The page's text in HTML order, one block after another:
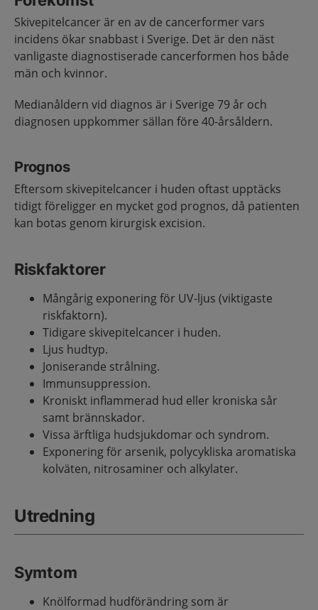
Skivepitelcancer är en av de cancerformer vars
incidens ökar snabbast i Sverige. Det är den näst
vanligaste diagnostiserade cancerformen hos både
män och kvinnor.
Medianåldern vid diagnos är i Sverige 79 år och
diagnosen uppkommer sällan före 40-årsåldern.
Prognos
Eftersom skivepitelcancer i huden oftast upptäcks
tidigt föreligger en mycket god prognos, då patienten
kan botas genom kirurgisk excision.
Riskfaktorer
Mångårig exponering för UV-ljus (viktigaste
riskfaktorn).
Tidigare skivepitelcancer i huden.
Ljus hudtyp.
Joniserande strålning.
Immunsuppression.
Kroniskt inflammerad hud eller kroniska sår
samt brännskador.
Vissa ärftliga hudsjukdomar och syndrom.
Exponering för arsenik, polycykliska aromatiska
kolväten, nitrosaminer och alkylater.
Utredning
Symtom
Knölformad hudförändring som är